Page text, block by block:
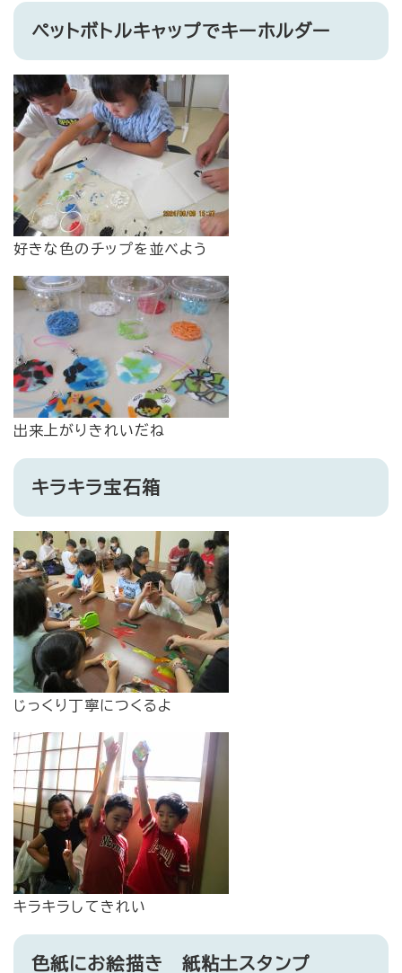
ペットボトルキャップでキーホルダー
好きな色のチップを並べよう
出来上がりきれいだね
キラキラ宝石箱
じっくり丁寧につくるよ
キラキラしてきれい
色紙にお絵描き 紙粘土スタンプ